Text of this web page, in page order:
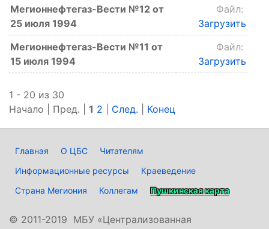
Мегионнефтегаз-Вести №12 от
25 июля 1994
Файл:
Загрузить
Мегионнефтегаз-Вести №11 от
15 июля 1994
Файл:
Загрузить
1 - 20 из 30
Начало | Пред. | 1 2 След. Конец
Главная О ЦБС
Читателям
Информационные ресурсы
Краеведение
Страна Мегиония
Коллегам Пушкинская карта
© 2011-2019 МБУ «Централизованная